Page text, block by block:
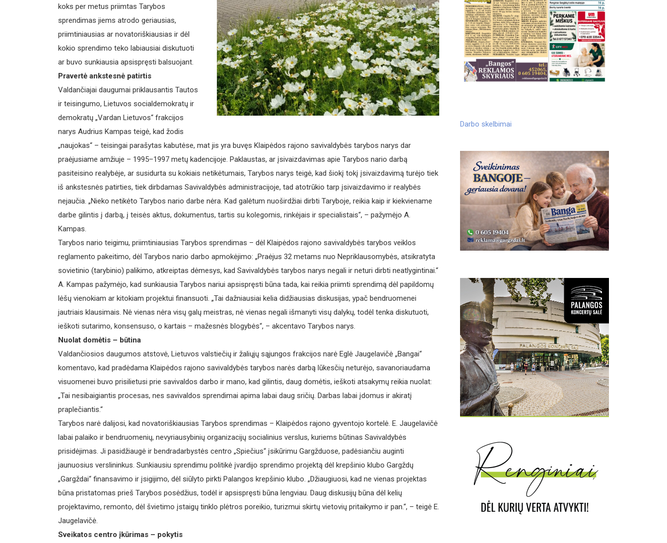
koks per metus priimtas Tarybos
sprendimas jiems atrodo geriausias,
priimtiniausias ar novatoriškiausias ir dėl
kokio sprendimo teko labiausiai diskutuoti
ar buvo sunkiausia apsispręsti balsuojant.
Pravertė ankstesnė patirtis
Valdančiajai daugumai priklausantis Tautos
ir teisingumo, Lietuvos socialdemokratų ir
demokratų „Vardan Lietuvos“ frakcijos
narys Audrius Kampas teigė, kad žodis
„naujokas“ – teisingai parašytas kabutėse, mat jis yra buvęs Klaipėdos rajono savivaldybės tarybos narys dar
praėjusiame amžiuje – 1995–1997 metų kadencijoje. Paklaustas, ar įsivaizdavimas apie Tarybos nario darbą
pasiteisino realybėje, ar susidurta su kokiais netikėtumais, Tarybos narys teigė, kad šiokį tokį įsivaizdavimą turėjo tiek
iš ankstesnės patirties, tiek dirbdamas Savivaldybės administracijoje, tad atotrūkio tarp įsivaizdavimo ir realybės
nejaučia. „Nieko netikėto Tarybos nario darbe nėra. Kad galėtum nuoširdžiai dirbti Taryboje, reikia kaip ir kiekviename
darbe gilintis į darbą, į teisės aktus, dokumentus, tartis su kolegomis, rinkėjais ir specialistais“, – pažymėjo A.
Kampas.
Tarybos nario teigimu, priimtiniausias Tarybos sprendimas – dėl Klaipėdos rajono savivaldybės tarybos veiklos
reglamento pakeitimo, dėl Tarybos nario darbo apmokėjimo: „Praėjus 32 metams nuo Nepriklausomybės, atsikratyta
sovietinio (tarybinio) palikimo, atkreiptas dėmesys, kad Savivaldybės tarybos narys negali ir neturi dirbti neatlygintinai.“
A. Kampas pažymėjo, kad sunkiausia Tarybos nariui apsispręsti būna tada, kai reikia priimti sprendimą dėl papildomų
lėšų vienokiam ar kitokiam projektui finansuoti. „Tai dažniausiai kelia didžiausias diskusijas, ypač bendruomenei
jautriais klausimais. Nė vienas nėra visų galų meistras, nė vienas negali išmanyti visų dalykų, todėl tenka diskutuoti,
ieškoti sutarimo, konsensuso, o kartais – mažesnės blogybės“, – akcentavo Tarybos narys.
Nuolat domėtis – būtina
Valdančiosios daugumos atstovė, Lietuvos valstiečių ir žaliųjų sąjungos frakcijos narė Eglė Jaugelavičė „Bangai“
komentavo, kad pradėdama Klaipėdos rajono savivaldybės tarybos narės darbą lūkesčių neturėjo, savanoriaudama
visuomenei buvo prisilietusi prie savivaldos darbo ir mano, kad gilintis, daug domėtis, ieškoti atsakymų reikia nuolat:
„Tai nesibaigiantis procesas, nes savivaldos sprendimai apima labai daug sričių. Darbas labai įdomus ir akiratį
praplečiantis.“
Tarybos narė dalijosi, kad novatoriškiausias Tarybos sprendimas – Klaipėdos rajono gyventojo kortelė. E. Jaugelavičė
labai palaiko ir bendruomenių, nevyriausybinių organizacijų socialinius verslus, kuriems būtinas Savivaldybės
prisidėjimas. Ji pasidžiaugė ir bendradarbystės centro „Spiečius“ įsikūrimu Gargžduose, padėsiančiu auginti
jaunuosius verslininkus. Sunkiausiu sprendimu politikė įvardijo sprendimo projektą dėl krepšinio klubo Gargždų
„Gargždai“ finansavimo ir įsigijimo, dėl siūlyto pirkti Palangos krepšinio klubo. „Džiaugiuosi, kad ne vienas projektas
būna pristatomas prieš Tarybos posėdžius, todėl ir apsispręsti būna lengviau. Daug diskusijų būna dėl kelių
projektavimo, remonto, dėl švietimo įstaigų tinklo plėtros poreikio, turizmui skirtų vietovių pritaikymo ir pan.“, – teigė E.
Jaugelavičė.
Sveikatos centro įkūrimas – pokytis
Darbo skelbimai